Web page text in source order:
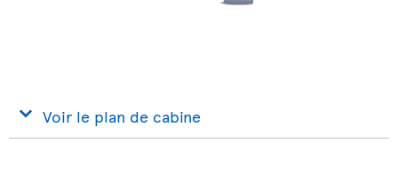
Voir le plan de cabine